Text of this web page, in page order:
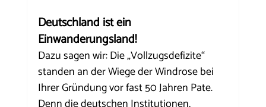
Deutschland ist ein
Einwanderungsland!
Dazu sagen wir: Die „Vollzugsdefizite“
standen an der Wiege der Windrose bei
Ihrer Gründung vor fast 50 Jahren Pate.